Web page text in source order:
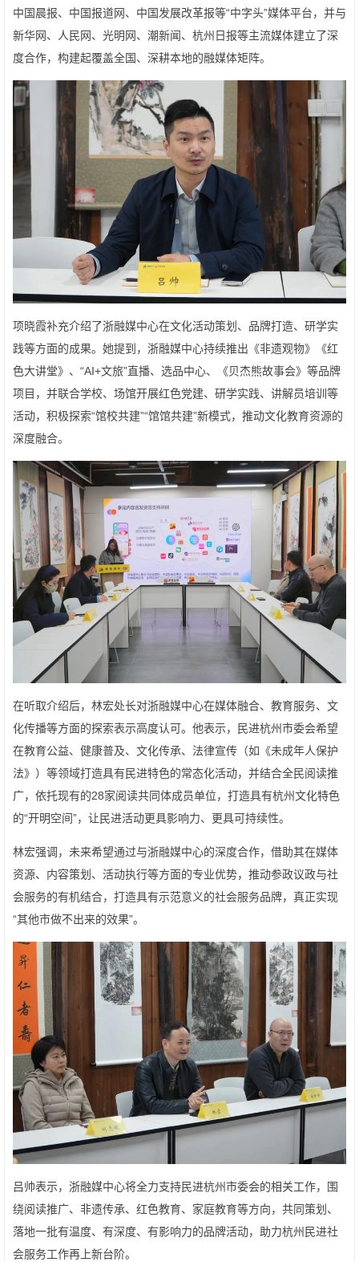
中国晨报、中国报道网、中国发展改革报等“中字头”媒体平台，并与
新华网、人民网、光明网、潮新闻、杭州日报等主流媒体建立了深
度合作，构建起覆盖全国、深耕本地的融媒体矩阵。
项晓霞补充介绍了浙融媒中心在文化活动策划、品牌打造、研学实
践等方面的成果。她提到，浙融媒中心持续推出《非遗观物》《红
色大讲堂》、“AI+文旅”直播、选品中心、《贝杰熊故事会》等品牌
项目，并联合学校、场馆开展红色党建、研学实践、讲解员培训等
活动，积极探索“馆校共建”“馆馆共建”新模式，推动文化教育资源的
深度融合。
在听取介绍后，林宏处长对浙融媒中心在媒体融合、教育服务、文
化传播等方面的探索表示高度认可。他表示，民进杭州市委会希望
在教育公益、健康普及、文化传承、法律宣传（如《未成年人保护
法》）等领域打造具有民进特色的常态化活动，并结合全民阅读推
广，依托现有的28家阅读共同体成员单位，打造具有杭州文化特色
的“开明空间”，让民进活动更具影响力、更具可持续性。
林宏强调，未来希望通过与浙融媒中心的深度合作，借助其在媒体
资源、内容策划、活动执行等方面的专业优势，推动参政议政与社
会服务的有机结合，打造具有示范意义的社会服务品牌，真正实现
“其他市做不出来的效果”。
吕帅表示，浙融媒中心将全力支持民进杭州市委会的相关工作，围
绕阅读推广、非遗传承、红色教育、家庭教育等方向，共同策划、
落地一批有温度、有深度、有影响力的品牌活动，助力杭州民进社
会服务工作再上新台阶。